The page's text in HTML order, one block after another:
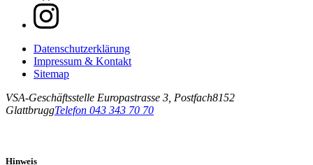
Datenschutzerklärung
Impressum & Kontakt
Sitemap
VSA-Geschäftsstelle Europastrasse 3, Postfach8152
GlattbruggTelefon 043 343 70 70
Hinweis